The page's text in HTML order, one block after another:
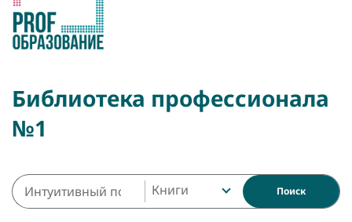
Библиотека профессионала
№1
Книги Поиск